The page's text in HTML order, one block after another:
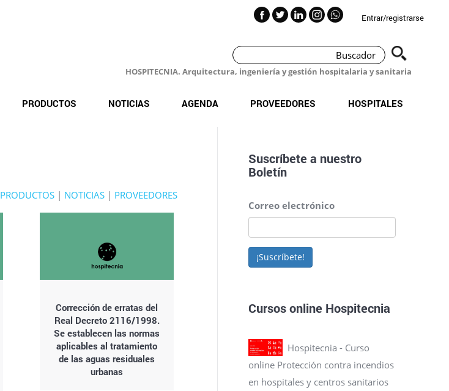
Entrar/registrarse
HOSPITECNIA. Arquitectura, ingeniería y gestión hospitalaria y sanitaria
PRODUCTOS NOTICIAS AGENDA PROVEEDORES HOSPITALES
PRODUCTOS | NOTICIAS | PROVEEDORES
Corrección de erratas del
Real Decreto 2116/1998.
Se establecen las normas
aplicables al tratamiento
de las aguas residuales
urbanas
Suscríbete a nuestro
Boletín
Correo electrónico
¡Suscríbete!
Cursos online Hospitecnia
Hospitecnia - Curso
online Protección contra incendios
en hospitales y centros sanitarios